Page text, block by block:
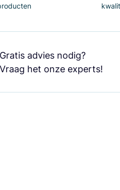
Gratis advies nodig?
Vraag het onze experts!